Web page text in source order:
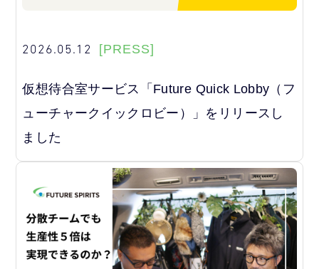
2026.05.12 [PRESS]
仮想待合室サービス「Future Quick Lobby（フ
ューチャークイックロビー）」をリリースし
ました